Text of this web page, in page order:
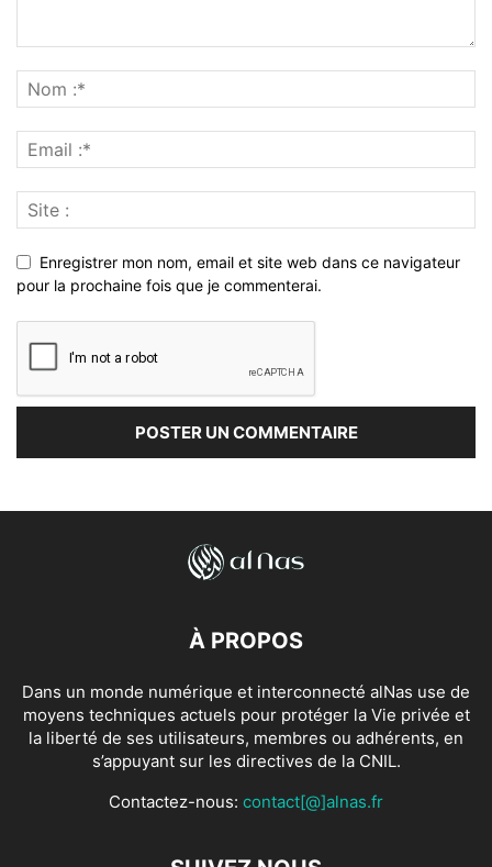
Enregistrer mon nom, email et site web dans ce navigateur
pour la prochaine fois que je commenterai.
À PROPOS
Dans un monde numérique et interconnecté alNas use de
moyens techniques actuels pour protéger la Vie privée et
la liberté de ses utilisateurs, membres ou adhérents, en
s’appuyant sur les directives de la CNIL.
Contactez-nous: contact[@]alnas.fr